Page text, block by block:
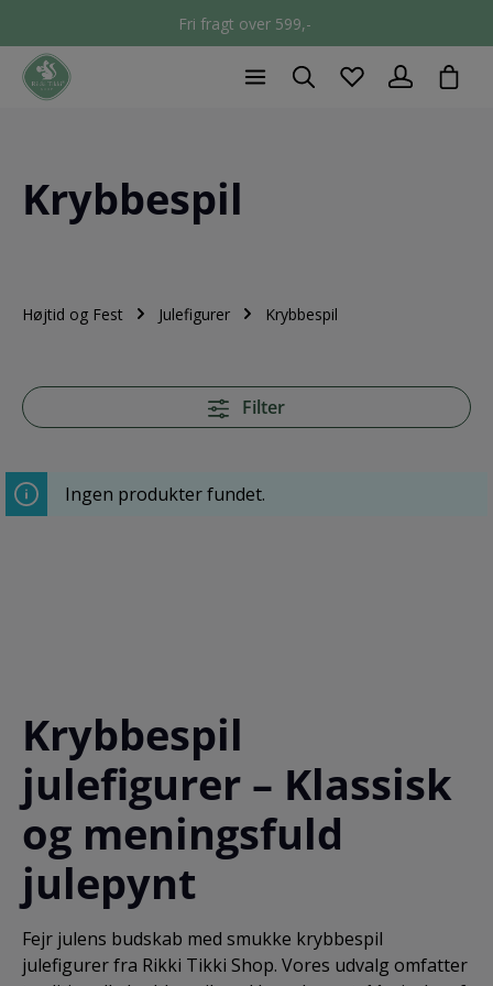
Fri fragt over 599,-
Krybbespil
Højtid og Fest Julefigurer Krybbespil
Filter
Ingen produkter fundet.
Krybbespil
julefigurer – Klassisk
og meningsfuld
julepynt
Fejr julens budskab med smukke krybbespil
julefigurer fra Rikki Tikki Shop. Vores udvalg omfatter